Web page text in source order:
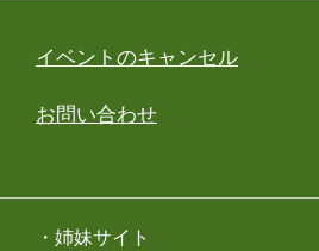
イベントのキャンセル
お問い合わせ
・姉妹サイト